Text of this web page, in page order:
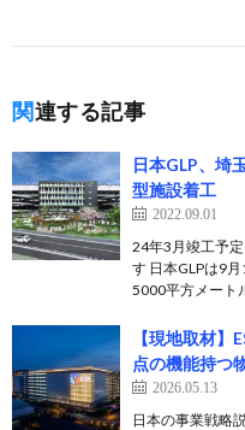
関連する記事
日本GLP、埼
型施設着工
2022.09.01
24年3月竣工予
す 日本GLPは9
5000平方メート
【現地取材】
点の機能持つ
2026.05.13
日本の事業戦略